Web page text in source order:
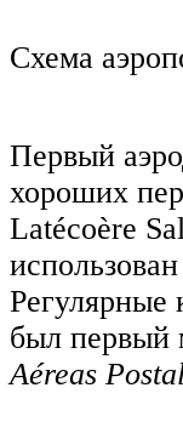
Схема
Первый
хороших
Latécoère
Регулярные
был первый
Aéreas